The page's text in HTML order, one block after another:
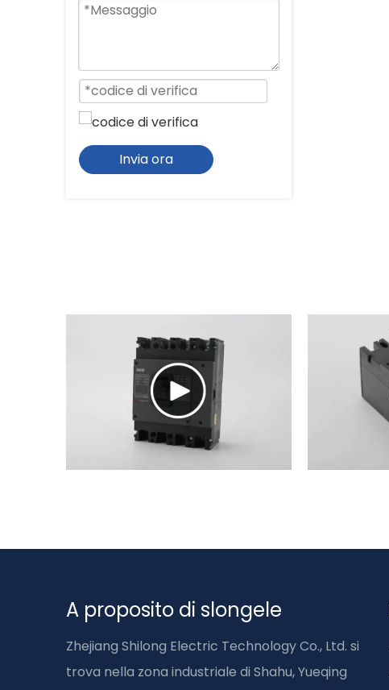
Invia ora
A proposito di slongele
Zhejiang Shilong Electric Technology Co., Ltd. si
trova nella zona industriale di Shahu, Yueqing